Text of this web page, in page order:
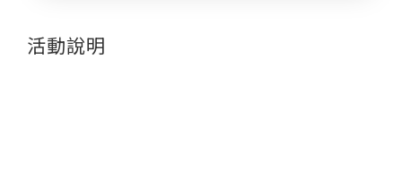
活動說明